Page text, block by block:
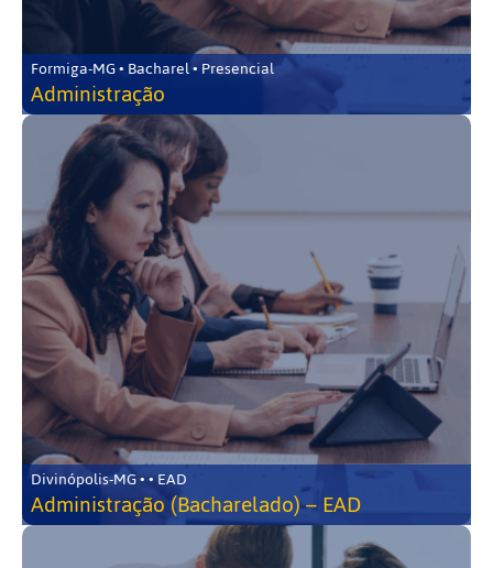
Formiga-MG • Bacharel • Presencial
Administração
Divinópolis-MG • • EAD
Administração (Bacharelado) – EAD